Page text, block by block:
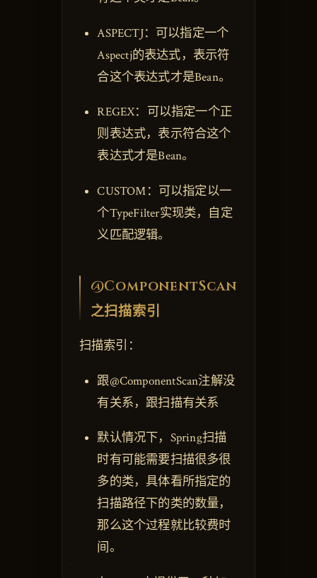
ASPECTJ：可以指定一个
Aspectj的表达式，表示符
合这个表达式才是Bean。
REGEX：可以指定一个正
则表达式，表示符合这个
表达式才是Bean。
CUSTOM：可以指定以一
个TypeFilter实现类，自定
义匹配逻辑。
@ComponentScan
之扫描索引
扫描索引：
跟@ComponentScan注解没
有关系，跟扫描有关系
默认情况下，Spring扫描
时有可能需要扫描很多很
多的类，具体看所指定的
扫描路径下的类的数量，
那么这个过程就比较费时
间。